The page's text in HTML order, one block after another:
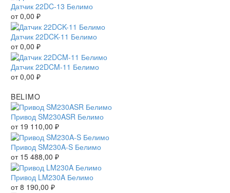
Датчик 22DC-13 Белимо
от0,00 ₽
Датчик 22DCK-11 Белимо
от0,00 ₽
Датчик 22DCM-11 Белимо
от0,00 ₽
BELIMO
Привод SM230ASR Белимо
от 19 110,00 ₽
Привод SM230A-S Белимо
от 15 488,00 ₽
Привод LM230A Белимо
от8 190,00 ₽